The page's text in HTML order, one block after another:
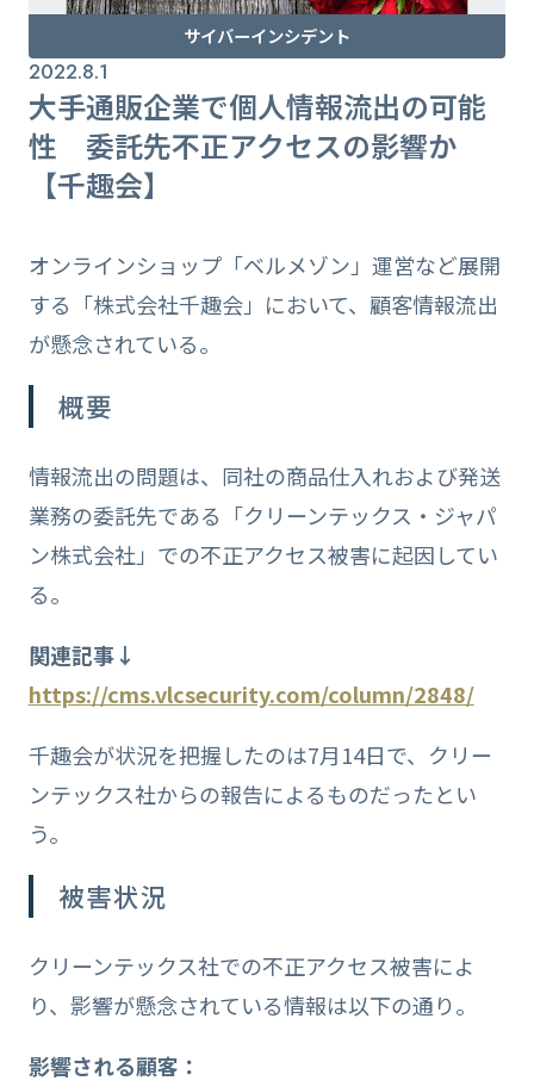
サイバーインシデント
2022.8.1
大手通販企業で個人情報流出の可能
性 委託先不正アクセスの影響か
【千趣会】
オンラインショップ「ベルメゾン」運営など展開
する「株式会社千趣会」において、顧客情報流出
が懸念されている。
概要
情報流出の問題は、同社の商品仕入れおよび発送
業務の委託先である「クリーンテックス・ジャパ
ン株式会社」での不正アクセス被害に起因してい
る。
関連記事↓
https://cms.vlcsecurity.com/column/2848/
千趣会が状況を把握したのは7月14日で、クリー
ンテックス社からの報告によるものだったとい
う。
被害状況
クリーンテックス社での不正アクセス被害によ
り、影響が懸念されている情報は以下の通り。
影響される顧客：